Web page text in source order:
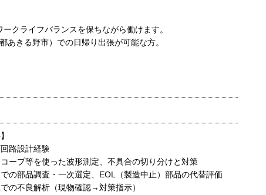
クライフバランスを保ちながら働けます。
あきる野市）での日帰り出張が可能な方。
回路設計経験
コープ等を使った波形測定、不具合の切り分けと対策
での部品調査・一次選定、EOL（製造中止）部品の代替評価
での不良解析（現物確認→対策指示）